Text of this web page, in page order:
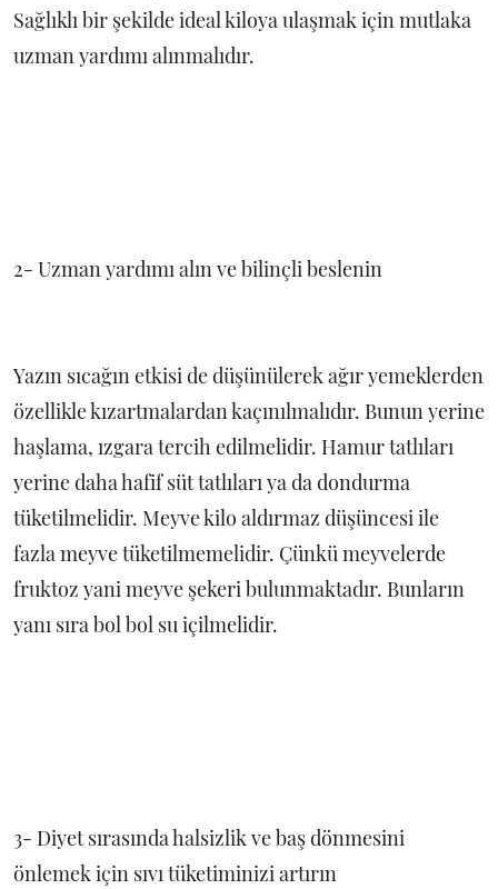
Sağlıklı bir şekilde ideal kiloya ulaşmak için mutlaka
uzman yardımı alınmalıdır.
2- Uzman yardımı alın ve bilinçli beslenin
Yazın sıcağın etkisi de düşünülerek ağır yemeklerden
özellikle kızartmalardan kaçınılmalıdır. Bunun yerine
haşlama, ızgara tercih edilmelidir. Hamur tatlıları
yerine daha hafif süt tatlıları ya da dondurma
tüketilmelidir. Meyve kilo aldırmaz düşüncesi ile
fazla meyve tüketilmemelidir. Çünkü meyvelerde
fruktoz yani meyve şekeri bulunmaktadır. Bunların
yanı sıra bol bol su içilmelidir.
3- Diyet sırasında halsizlik ve baş dönmesini
önlemek için sıvı tüketiminizi artırın